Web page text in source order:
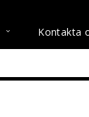
Kontakta